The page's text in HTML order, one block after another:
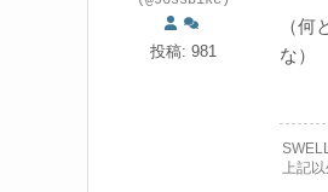
投稿: 981
（
な）
上記